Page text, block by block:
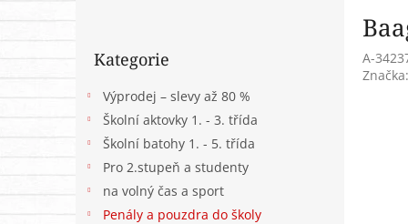
P
kategorie
Kategorie
Výprodej – slevy až 80 %
Školní aktovky 1. - 3. třída
Školní batohy 1. - 5. třída
Pro 2.stupeň a studenty
na volný čas a sport
Penály a pouzdra do školy
A-
Značka: